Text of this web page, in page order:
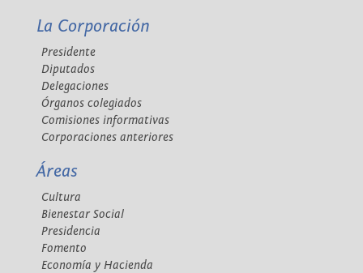
La Corporación
Presidente
Diputados
Delegaciones
Órganos colegiados
Comisiones informativas
Corporaciones anteriores
Áreas
Cultura
Bienestar Social
Presidencia
Fomento
Economía y Hacienda